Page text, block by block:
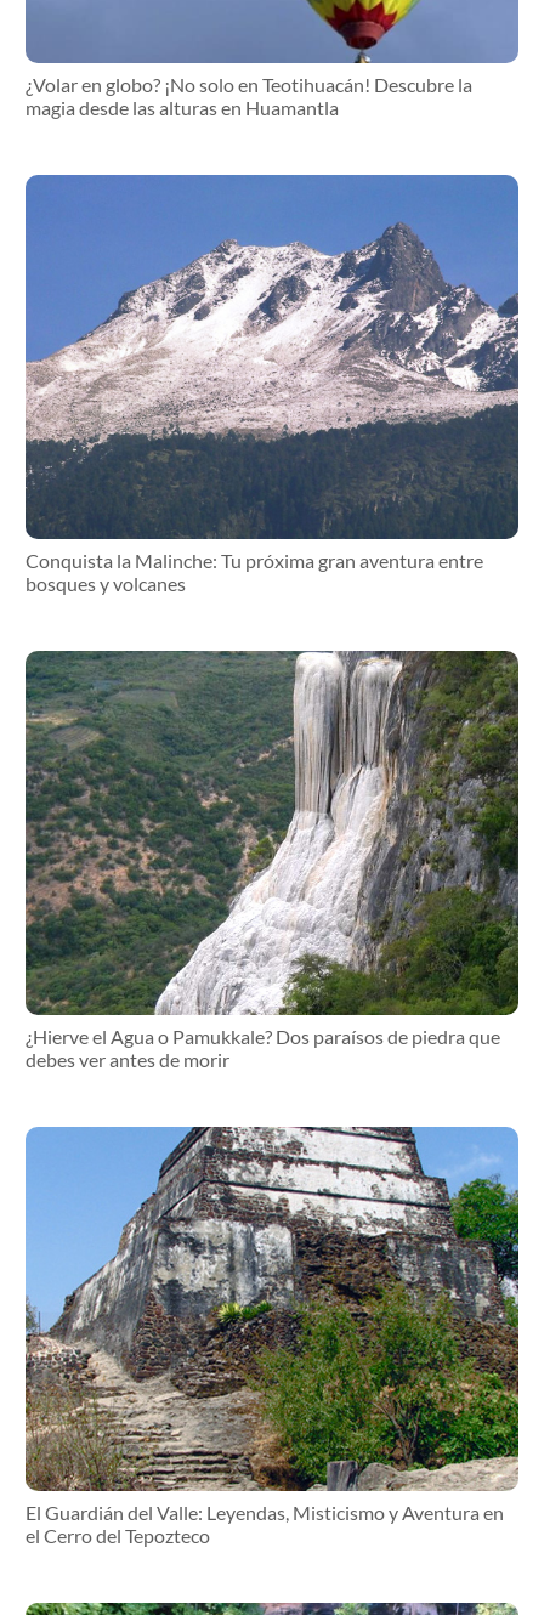
¿Volar en globo? ¡No solo en Teotihuacán! Descubre la
magia desde las alturas en Huamantla
Conquista la Malinche: Tu próxima gran aventura entre
bosques y volcanes
¿Hierve el Agua o Pamukkale? Dos paraísos de piedra que
debes ver antes de morir
El Guardián del Valle: Leyendas, Misticismo y Aventura en
el Cerro del Tepozteco